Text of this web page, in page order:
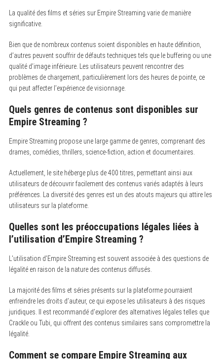
La qualité des films et séries sur Empire Streaming varie de manière
significative.
Bien que de nombreux contenus soient disponibles en haute définition,
d’autres peuvent souffrir de défauts techniques tels que le buffering ou une
qualité d’image inférieure. Les utilisateurs peuvent rencontrer des
problèmes de chargement, particulièrement lors des heures de pointe, ce
qui peut affecter l’expérience de visionnage.
Quels genres de contenus sont disponibles sur
Empire Streaming ?
Empire Streaming propose une large gamme de genres, comprenant des
drames, comédies, thrillers, science-fiction, action et documentaires.
Actuellement, le site héberge plus de 400 titres, permettant ainsi aux
utilisateurs de découvrir facilement des contenus variés adaptés à leurs
préférences. La diversité des genres est un des atouts majeurs qui attire les
utilisateurs sur la plateforme.
Quelles sont les préoccupations légales liées à
l’utilisation d’Empire Streaming ?
L’utilisation d’Empire Streaming est souvent associée à des questions de
légalité en raison de la nature des contenus diffusés.
La majorité des films et séries présents sur la plateforme pourraient
enfreindre les droits d’auteur, ce qui expose les utilisateurs à des risques
juridiques. Il est recommandé d’explorer des alternatives légales telles que
Crackle ou Tubi, qui offrent des contenus similaires sans compromettre la
légalité.
Comment se compare Empire Streaming aux